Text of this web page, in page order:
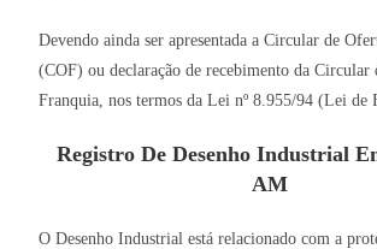
Devendo ainda ser apresentada a Circular de
(COF) ou declaração de recebimento da Circular
Franquia, nos termos da Lei nº 8.955/94 (Lei de
Registro De Desenho Industrial
AM
O Desenho Industrial está relacionado com a